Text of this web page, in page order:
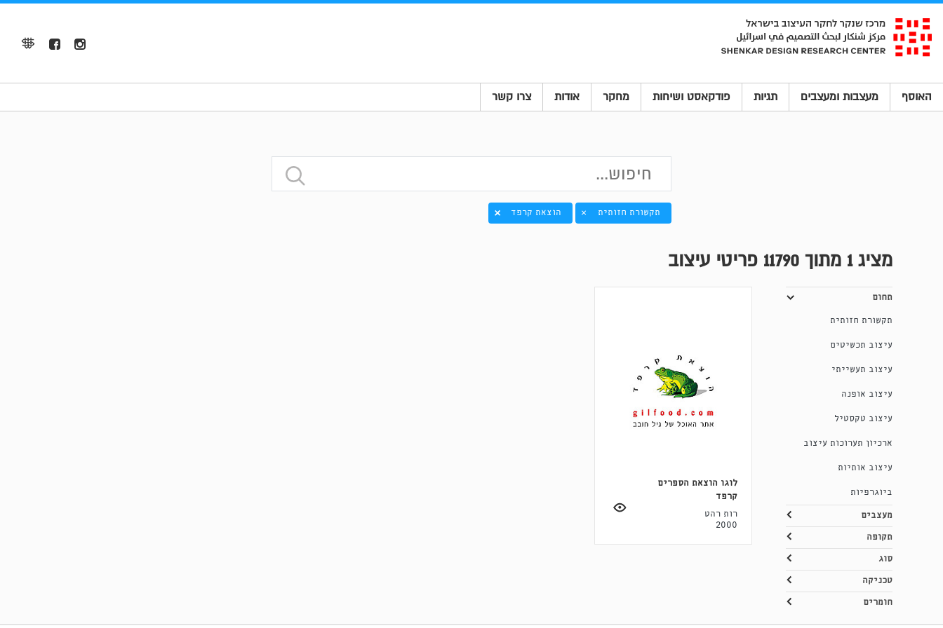
האוסף מעצבות ומעצבים תגיות פודקאסט ושיחות מחקר אודות צרו קשר
תקשורת חזותית × הוצאת קרפד
מציג1 מתוך 11790 פריטי עיצוב
תחום
תקשורת חזותית
עיצוב תכשיטים
עיצוב תעשייתי
עיצוב אופנה
עיצוב טקסטיל
ארכיון תערוכות עיצוב
עיצוב אותיות
ביוגרפיות
מעצבים
תקופה
סוג
טכניקה
חומרים
לוגו הוצאת הספרים
קרפד
רות רהט
2000